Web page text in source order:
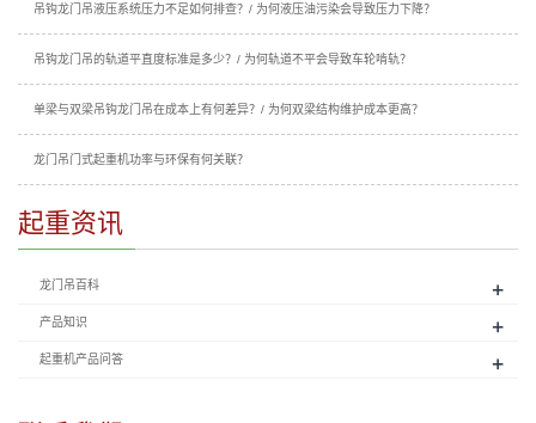
吊钩龙门吊液压系统压力不足如何排查？/ 为何液压油污染会导致压力下降？
吊钩龙门吊的轨道平直度标准是多少？/ 为何轨道不平会导致车轮啃轨？
单梁与双梁吊钩龙门吊在成本上有何差异？/ 为何双梁结构维护成本更高？
龙门吊门式起重机功率与环保有何关联？
起重资讯
龙门吊百科 +
产品知识 +
起重机产品问答 +